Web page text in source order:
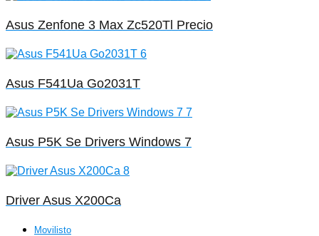
Asus Zenfone 3 Max Zc520Tl Precio
Asus F541Ua Go2031T
Asus P5K Se Drivers Windows 7
Driver Asus X200Ca
Movilisto